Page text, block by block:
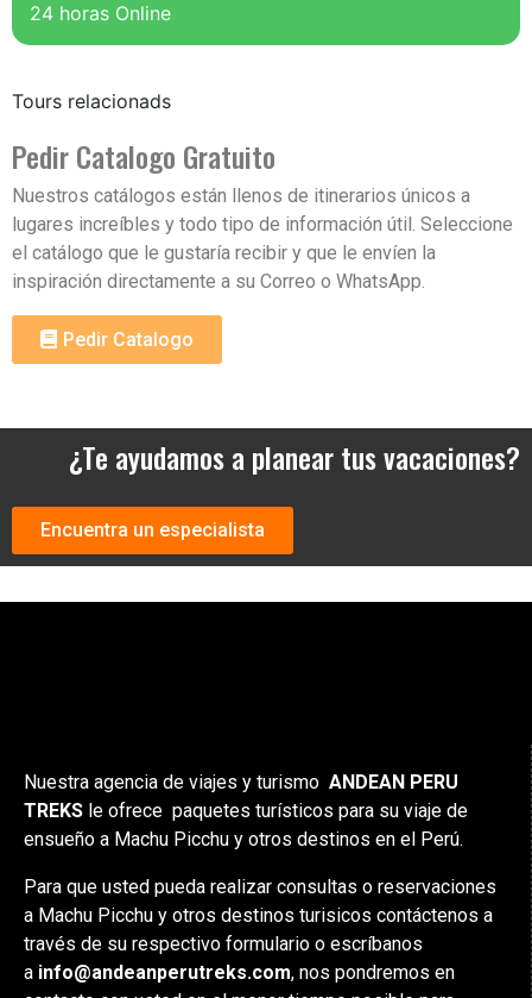
24 horas Online
Tours relacionads
Pedir Catalogo Gratuito
Nuestros catálogos están llenos de itinerarios únicos a
lugares increíbles y todo tipo de información útil. Seleccione
el catálogo que le gustaría recibir y que le envíen la
inspiración directamente a su Correo o WhatsApp.
Pedir Catalogo
¿Te ayudamos a planear tus vacaciones?
Encuentra un especialista
Nuestra agencia de viajes y turismo ANDEAN PERU
TREKS le ofrece paquetes turísticos para su viaje de
ensueño a Machu Picchu y otros destinos en el Perú.
Para que usted pueda realizar consultas o reservaciones
a Machu Picchu y otros destinos turisicos contáctenos a
través de su respectivo formulario o escríbanos
a info@andeanperutreks.com, nos pondremos en